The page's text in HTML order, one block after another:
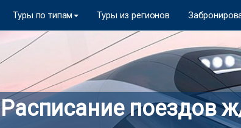
Туры по типам Туры из регионов
Расписание поездов